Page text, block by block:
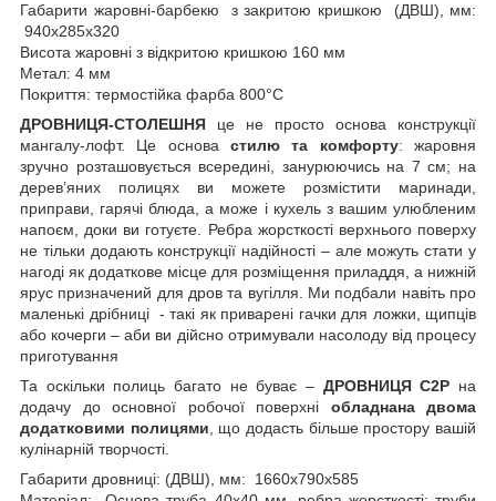
Габарити жаровні-барбекю з закритою кришкою (ДВШ), мм:
940х285х320
Висота жаровні з відкритою кришкою 160 мм
Метал: 4 мм
Покриття: термостійка фарба 800°С
ДРОВНИЦЯ-СТОЛЕШНЯ це не просто основа конструкції
мангалу-лофт. Це основа стилю та комфорту: жаровня
зручно розташовується всередині, занурюючись на 7 см; на
дерев’яних полицях ви можете розмістити маринади,
приправи, гарячі блюда, а може і кухель з вашим улюбленим
напоєм, доки ви готуєте. Ребра жорсткості верхнього поверху
не тільки додають конструкції надійності – але можуть стати у
нагоді як додаткове місце для розміщення приладдя, а нижній
ярус призначений для дров та вугілля. Ми подбали навіть про
маленькі дрібниці - такі як приварені гачки для ложки, щипців
або кочерги – аби ви дійсно отримували насолоду від процесу
приготування
Та оскільки полиць багато не буває – ДРОВНИЦЯ C2P на
додачу до основної робочої поверхні обладнана двома
додатковими полицями, що додасть більше простору вашій
кулінарній творчості.
Габарити дровниці: (ДВШ), мм: 1660х790х585